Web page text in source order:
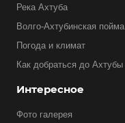
Река Ахтуба
Волго-Ахтубинская пойма
Погода и климат
Как добраться до Ахтубы
Интересное
Фото галерея